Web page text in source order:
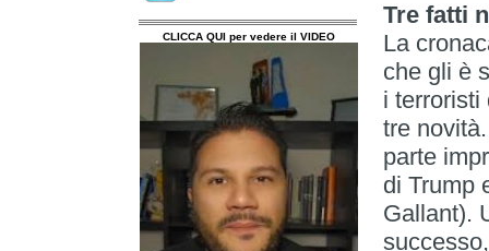
CLICCA QUI per vedere il VIDEO
Tre fatti
La
che gli è
i terroristi
tre
parte
di Trump
Gallant).